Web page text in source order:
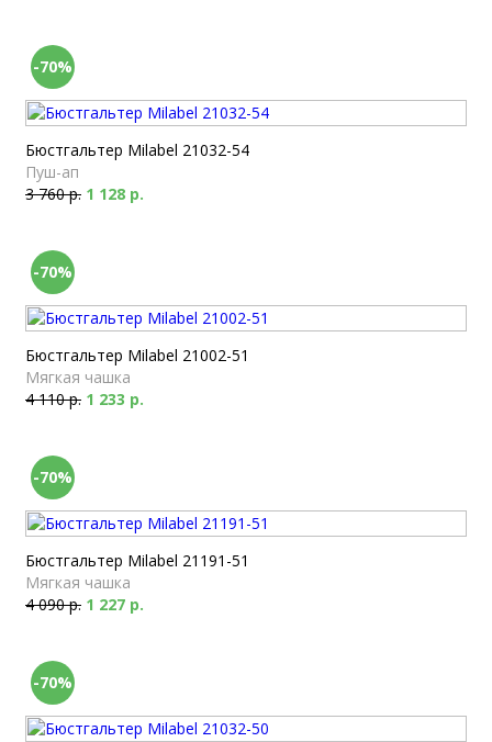
-70%
Бюстгальтер Milabel 21032-54
Пуш-ап
3 760 р. 1 128 р.
-70%
Бюстгальтер Milabel 21002-51
Мягкая чашка
4 110 р. 1 233 р.
-70%
Бюстгальтер Milabel 21191-51
Мягкая чашка
4 090 р. 1 227 р.
-70%